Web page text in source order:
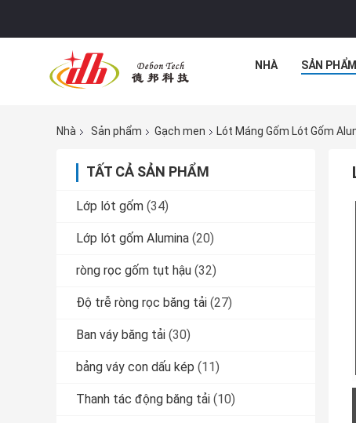
NHÀ SẢN PHẨM
Nhà Sản phẩm Gạch men Lót Máng Gốm Lót Gốm
TẤT CẢ SẢN PHẨM
Lớp lót gốm (34)
Lớp lót gốm Alumina (20)
ròng rọc gốm tụt hậu (32)
Độ trễ ròng rọc băng tải (27)
Ban váy băng tải (30)
bảng váy con dấu kép (11)
Thanh tác động băng tải (10)